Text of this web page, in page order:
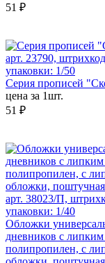
51 ₽
арт. 23790,
упаковки: 1/50
Серия прописей
цена за 1шт.
51 ₽
арт. 38023/П,
упаковки: 1/40
Обложки
дневников с
полипропилен, с